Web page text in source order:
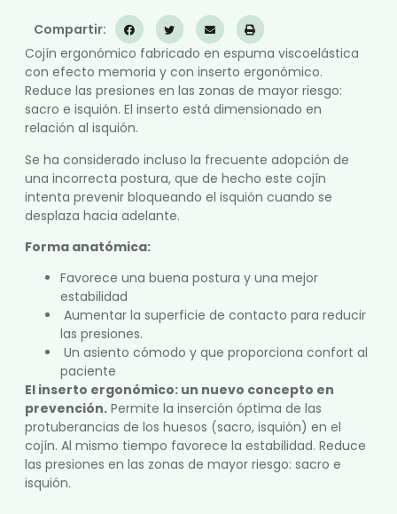
Compartir:
Cojín ergonómico fabricado en espuma viscoelástica
con efecto memoria y con inserto ergonómico.
Reduce las presiones en las zonas de mayor riesgo:
sacro e isquión. El inserto está dimensionado en
relación al isquión.
Se ha considerado incluso la frecuente adopción de
una incorrecta postura, que de hecho este cojín
intenta prevenir bloqueando el isquión cuando se
desplaza hacia adelante.
Forma anatómica:
Favorece una buena postura y una mejor
estabilidad
Aumentar la superficie de contacto para reducir
las presiones.
Un asiento cómodo y que proporciona confort al
paciente
El inserto ergonómico: un nuevo concepto en
prevención. Permite la inserción óptima de las
protuberancias de los huesos (sacro, isquión) en el
cojín. Al mismo tiempo favorece la estabilidad. Reduce
las presiones en las zonas de mayor riesgo: sacro e
isquión.